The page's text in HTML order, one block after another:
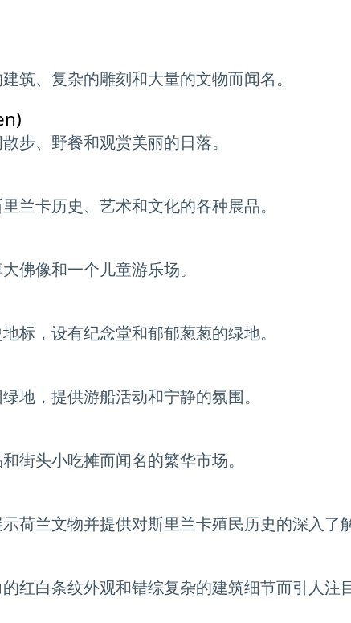
筑、复杂的雕刻和大量的文物而闻名。
步、野餐和观赏美丽的日落。
兰卡历史、艺术和文化的各种展品。
佛像和一个儿童游乐场。
标，设有纪念堂和郁郁葱葱的绿地。
地，提供游船活动和宁静的氛围。
街头小吃摊而闻名的繁华市场。
荷兰文物并提供对斯里兰卡殖民历史的深入了
红白条纹外观和错综复杂的建筑细节而引人注